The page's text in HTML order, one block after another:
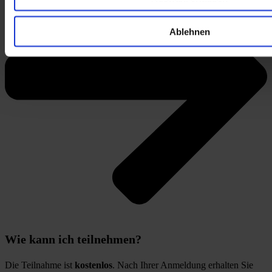
Ablehnen
Wie kann ich teilnehmen?
Die Teilnahme ist kostenlos. Nach Ihrer Anmeldung erhalten Sie